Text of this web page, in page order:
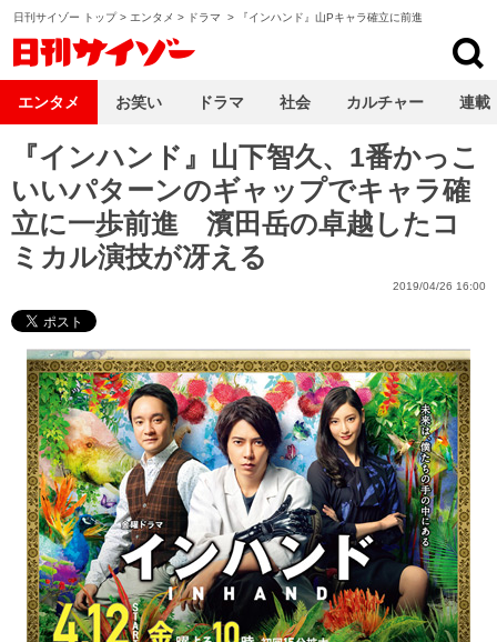
日刊サイゾー トップ> エンタメ > ドラマ > 『インハンド』山Pキャラ確立に前進
『インハンド』山下智久、1番かっこ
いいパターンのギャップでキャラ確
立に一歩前進 濱田岳の卓越したコ
ミカル演技が冴える
2019/04/26 16:00
エンタメ お笑い ドラマ 社会 カルチャー 連載